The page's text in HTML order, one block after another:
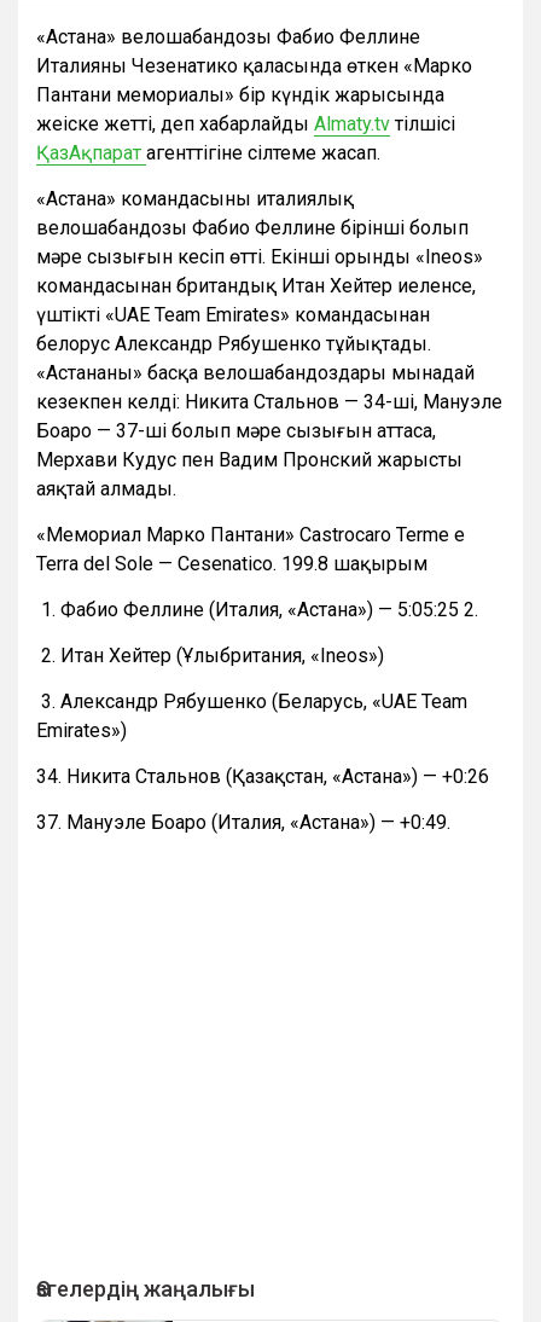
«Астана» велошабандозы Фабио Феллине
Италияның Чезенатико қаласында өткен «Марко
Пантани мемориалы» бір күндік жарысында
жеңіске жетті, деп хабарлайды Almaty.tvтілшісі
ҚазАқпарат агенттігіне сілтеме жасап.
«Астана» командасының италиялық
велошабандозы Фабио Феллине бірінші болып
мәре сызығын кесіп өтті. Екінші орынды «Ineos»
командасынан британдық Итан Хейтер иеленсе,
үштікті «UAE Team Emirates» командасынан
белорус Александр Рябушенко тұйықтады.
«Астананың» басқа велошабандоздары мынадай
кезекпен келді: Никита Стальнов — 34-ші, Мануэле
Боаро — 37-ші болып мәре сызығын аттаса,
Мерхави Кудус пен Вадим Пронский жарысты
аяқтай алмады.
«Мемориал Марко Пантани» Castrocaro Terme e
Terra del Sole — Cesenatico. 199.8 шақырым
1. Фабио Феллине (Италия, «Астана») — 5:05:25 2.
2. Итан Хейтер (Ұлыбритания, «Ineos»)
3. Александр Рябушенко (Беларусь, «UAE Team
Emirates»)
34. Никита Стальнов (Қазақстан, «Астана») — +0:26
37. Мануэле Боаро (Италия, «Астана») — +0:49.